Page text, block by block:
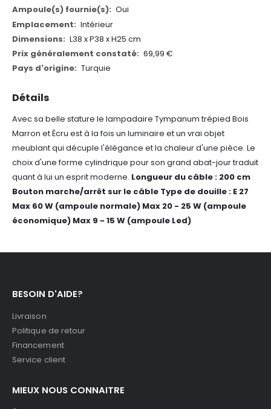
Détails
Avec sa belle stature le lampadaire Tympanum trépied Bois
Marron et Écru est à la fois un luminaire et un vrai objet
meublant qui décuple l'élégance et la chaleur d'une pièce. Le
choix d'une forme cylindrique pour son grand abat-jour traduit
quant à lui un esprit moderne. Longueur du câble : 200 cm
Bouton marche/arrêt sur le câble Type de douille : E 27
Max 60 W (ampoule normale) Max 20 - 25 W (ampoule
économique) Max 9 - 15 W (ampoule Led)
Oui
Intérieur
L38 x P38 x H25 cm
69,99 €
Turquie
BESOIN D'AIDE?
Livraison
Politique de retour
Financement
Service client
MIEUX NOUS CONNAITRE